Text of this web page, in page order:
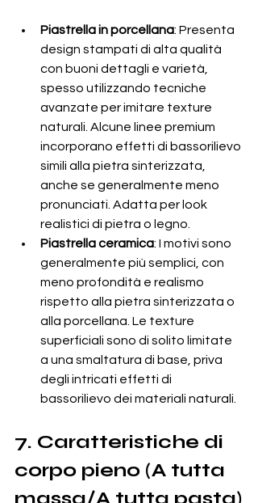
Piastrella in porcellana: Presenta
design stampati di alta qualità
con buoni dettagli e varietà,
spesso utilizzando tecniche
avanzate per imitare texture
naturali. Alcune linee premium
incorporano effetti di bassorilievo
simili alla pietra sinterizzata,
anche se generalmente meno
pronunciati. Adatta per look
realistici di pietra o legno.
Piastrella ceramica: I motivi sono
generalmente più semplici, con
meno profondità e realismo
rispetto alla pietra sinterizzata o
alla porcellana. Le texture
superficiali sono di solito limitate
a una smaltatura di base, priva
degli intricati effetti di
bassorilievo dei materiali naturali.
7. Caratteristiche di
corpo pieno (A tutta